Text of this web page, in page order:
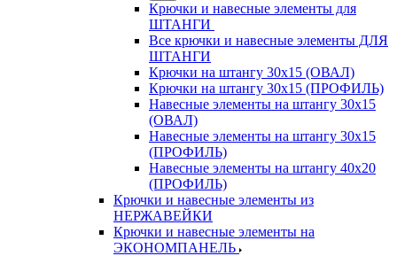
Крючки и навесные элементы для
ШТАНГИ
Все крючки и навесные элементы ДЛЯ
ШТАНГИ
Крючки на штангу 30х15 (ОВАЛ)
Крючки на штангу 30х15 (ПРОФИЛЬ)
Навесные элементы на штангу 30х15
(ОВАЛ)
Навесные элементы на штангу 30х15
(ПРОФИЛЬ)
Навесные элементы на штангу 40х20
(ПРОФИЛЬ)
Крючки и навесные элементы из
НЕРЖАВЕЙКИ
Крючки и навесные элементы на
ЭКОНОМПАНЕЛЬ